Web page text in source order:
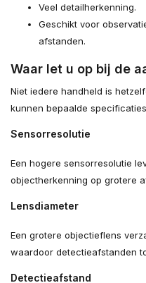
Veel detailherkenning.
Geschikt voor
afstanden.
Waar let u op bij de
Niet iedere handheld is
kunnen bepaalde
Sensorresolutie
Een hogere sensorresolutie
objectherkenning op grotere
Lensdiameter
Een grotere objectieflens
waardoor detectieafstanden
Detectieafstand